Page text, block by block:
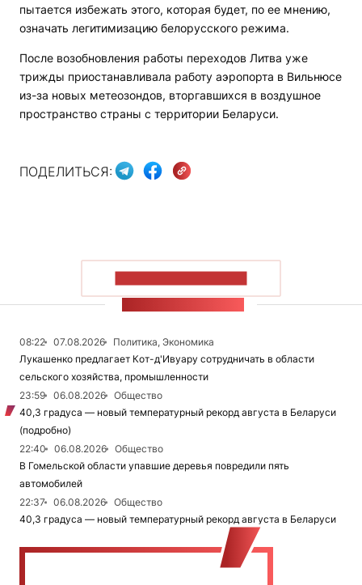
пытается избежать этого, которая будет, по ее мнению,
означать легитимизацию белорусского режима.
После возобновления работы переходов Литва уже
трижды приостанавливала работу аэропорта в Вильнюсе
из-за новых метеозондов, вторгавшихся в воздушное
пространство страны с территории Беларуси.
ПОДЕЛИТЬСЯ:
08:22 07.08.2026
Политика, Экономика
Лукашенко предлагает Кот-д'Ивуару сотрудничать в области
сельского хозяйства, промышленности
23:59
06.08.2026
Общество
40,3 градуса — новый температурный рекорд августа в Беларуси
(подробно)
22:40
06.08.2026
Общество
В Гомельской области упавшие деревья повредили пять
автомобилей
22:37
06.08.2026
Общество
40,3 градуса — новый температурный рекорд августа в Беларуси